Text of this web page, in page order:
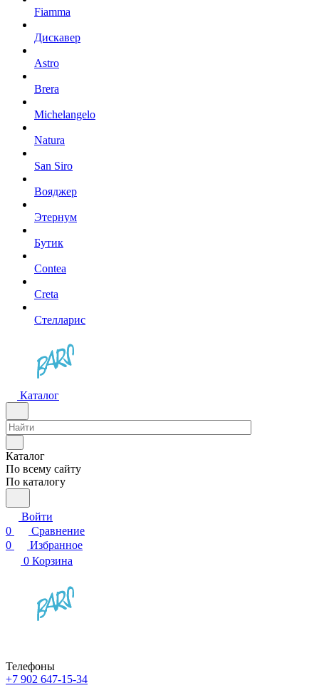
Fiamma
Дискавер
Astro
Brera
Michelangelo
Natura
San Siro
Вояджер
Этернум
Бутик
Contea
Creta
Стелларис
Каталог
Каталог
По всему сайту
По каталогу
Войти
0
Сравнение
0
Избранное
0 Корзина
Телефоны
+7 902 647-15-34